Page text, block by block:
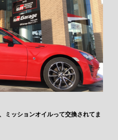
ミッションオイルって交換されてま